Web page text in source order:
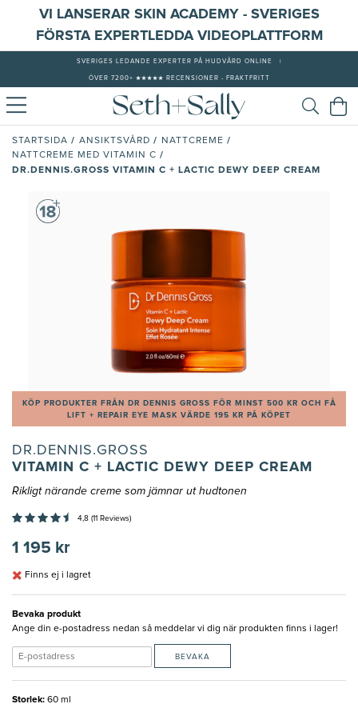
VI LANSERAR SKIN ACADEMY - SVERIGES
FÖRSTA EXPERTLEDDA VIDEOPLATTFORM
SVERIGES LEDANDE EXPERTER PÅ HUDVÅRD ONLINE
ÖVER 7200+ ★★★★★ RECENSIONER - FRAKTFRITT
STARTSIDA / ANSIKTSVÅRD / NATTCREME /
NATTCREME MED VITAMIN C /
DR.DENNIS.GROSS VITAMIN C + LACTIC DEWY DEEP CREAM
KÖP PRODUKTER FRÅN DR DENNIS GROSS FÖR MINST 500 KR OCH FÅ
LIFT + REPAIR EYE MASK VÄRDE 195 KR PÅ KÖPET
DR.DENNIS.GROSS
VITAMIN C + LACTIC DEWY DEEP CREAM
Rikligt närande creme som jämnar ut hudtonen
4,8 (11 Reviews)
1 195 kr
Finns ej i lagret
Bevaka produkt
Ange din e-postadress nedan så meddelar vi dig när produkten finns i lager!
BEVAKA
Storlek: 60 ml